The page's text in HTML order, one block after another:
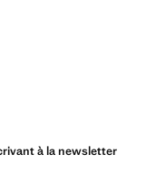
à la newsletter